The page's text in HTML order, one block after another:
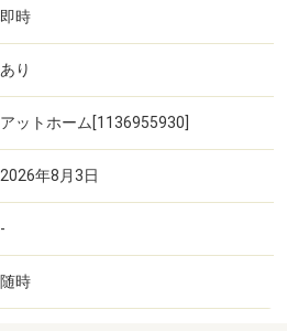
即時
あり
アットホーム[1136955930]
2026年8月3日
-
随時